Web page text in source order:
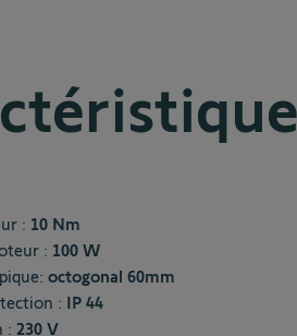
: 10 Nm
: 100 W
octogonal 60mm
: IP 44
: 230 V